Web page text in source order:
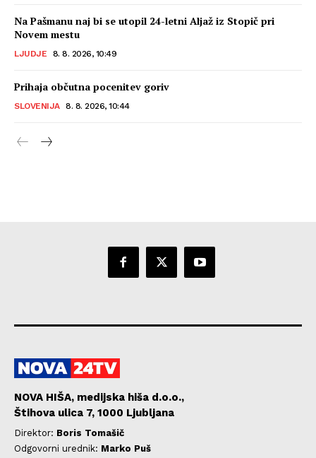
Na Pašmanu naj bi se utopil 24-letni Aljaž iz Stopič pri
Novem mestu
LJUDJE 8. 8. 2026, 10:49
Prihaja občutna pocenitev goriv
SLOVENIJA 8. 8. 2026, 10:44
NOVA HIŠA, medijska hiša d.o.o.,
Štihova ulica 7, 1000 Ljubljana
Direktor: Boris Tomašič
Odgovorni urednik: Marko Puš